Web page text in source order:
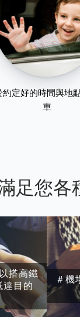
約定好的時間與地
車
足您各
搭高鐵
達目的
＃機